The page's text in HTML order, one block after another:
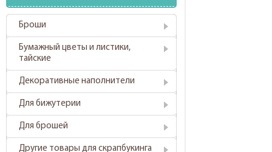
Броши
Бумажный цветы и листики,
тайские
Декоративные наполнители
Для бижутерии
Для брошей
Другие товары для скрапбукинга